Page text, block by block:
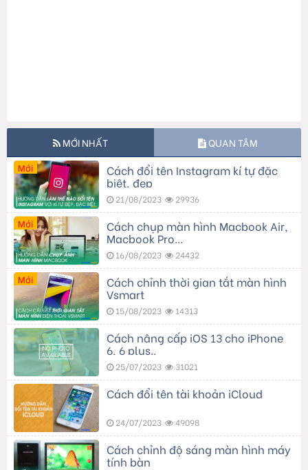
MỚI NHẤT QUAN TÂM
Mới Cách đổi tên Instagram kí tự đặc
biệt, đẹp
21/08/2023 29936
Mới Cách chụp màn hình Macbook Air,
Macbook Pro…
16/08/2023 24432
Mới Cách chỉnh thời gian tắt màn hình
Vsmart
15/08/2023 14313
Cách nâng cấp iOS 13 cho iPhone
6, 6 plus..
25/07/2023 31021
Cách đổi tên tài khoản iCloud
24/07/2023 49098
Cách chỉnh độ sáng màn hình máy
tính bàn